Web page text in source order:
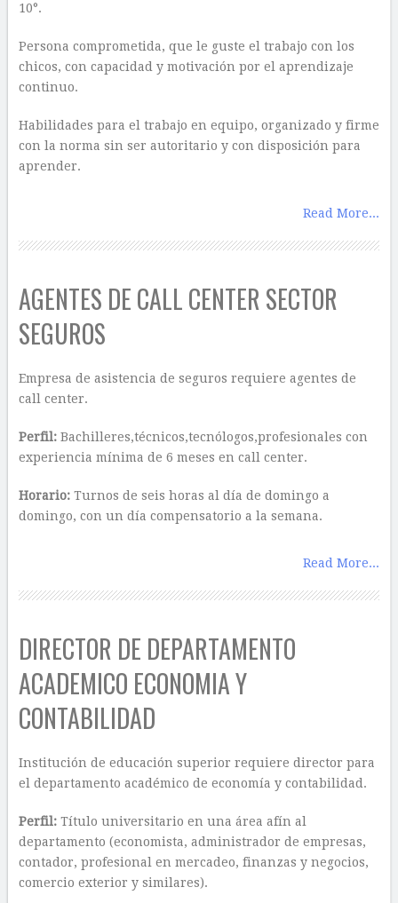
10°.
Persona comprometida, que le guste el trabajo con los
chicos, con capacidad y motivación por el aprendizaje
continuo.
Habilidades para el trabajo en equipo, organizado y firme
con la norma sin ser autoritario y con disposición para
aprender.
Read More...
AGENTES DE CALL CENTER SECTOR
SEGUROS
Empresa de asistencia de seguros requiere agentes de
call center.
Perfil: Bachilleres,técnicos,tecnólogos,profesionales con
experiencia mínima de 6 meses en call center.
Horario: Turnos de seis horas al día de domingo a
domingo, con un día compensatorio a la semana.
Read More...
DIRECTOR DE DEPARTAMENTO
ACADEMICO ECONOMIA Y
CONTABILIDAD
Institución de educación superior requiere director para
el departamento académico de economía y contabilidad.
Perfil: Título universitario en una área afín ​a​l
departamento​ (economista, administrador de empresas,
contador, profesional en mercadeo, finanzas y negocios,
comercio exterior y similares).​